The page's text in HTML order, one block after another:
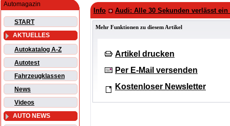
Automagazin
START
AKTUELLES
Autokatalog A-Z
Autotest
Fahrzeugklassen
News
Videos
AUTO NEWS
Info Audi: Alle 30 Sekunden verlässt
Mehr Funktionen zu diesem Artikel
Artikel drucken
Per E-Mail versenden
Kostenloser Newsletter